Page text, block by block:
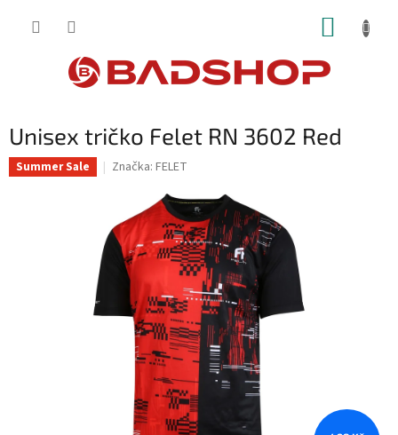
Unisex tričko Felet RN 3602 Red
Summer Sale Značka: FELET